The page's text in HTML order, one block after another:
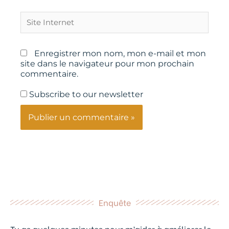
Internet
Enregistrer mon nom, mon e-mail et mon
site dans le navigateur pour mon prochain
commentaire.
Subscribe to our newsletter
Enquête